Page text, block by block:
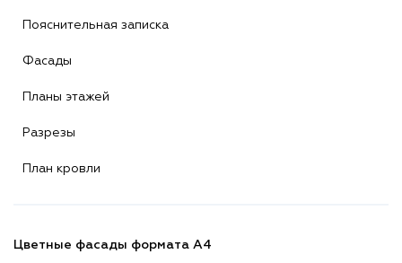
Пояснительная записка
Фасады
Планы этажей
Разрезы
План кровли
Цветные фасады формата А4